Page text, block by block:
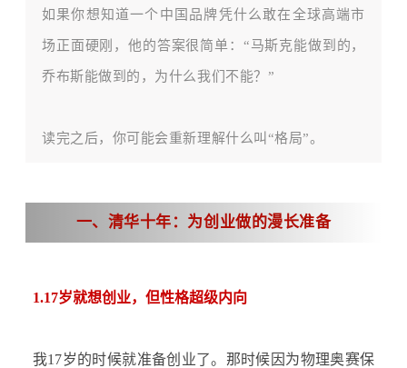
如果你想知道一个中国品牌凭什么敢在全球高端市
场正面硬刚，他的答案很简单： “马斯克能做到的，
乔布斯能做到的，为什么我们不能？”
读完之后，你可能会重新理解什么叫 “格局”。
一、清华十年：为创业做的漫长准备
1.17岁就想创业，但性格超级内向
我17岁的时候就准备创业了。那时候因为物理奥赛保